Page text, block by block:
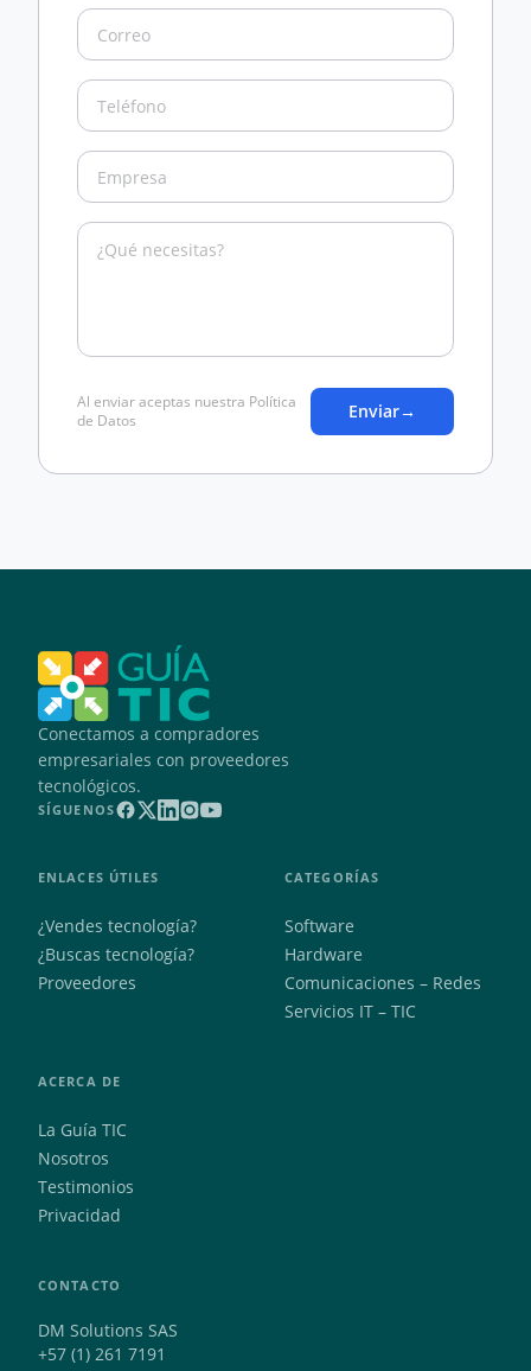
Al enviar aceptas nuestra Política
de Datos
Enviar→
Conectamos a compradores
empresariales con proveedores
tecnológicos.
SÍGUENOS
ENLACES ÚTILES
¿Vendes tecnología?
¿Buscas tecnología?
Proveedores
CATEGORÍAS
Software
Hardware
Comunicaciones – Redes
Servicios IT – TIC
ACERCA DE
La Guía TIC
Nosotros
Testimonios
Privacidad
CONTACTO
DM Solutions SAS
+57 (1) 261 7191